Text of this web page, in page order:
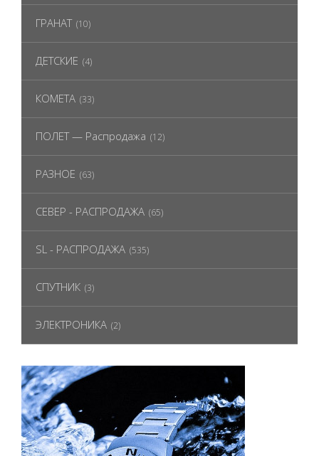
ГРАНАТ (10)
ДЕТСКИЕ (4)
КОМЕТА (33)
ПОЛЕТ — Распродажа (12)
РАЗНОЕ (63)
СЕВЕР - РАСПРОДАЖА (65)
SL - РАСПРОДАЖА (535)
СПУТНИК (3)
ЭЛЕКТРОНИКА (2)